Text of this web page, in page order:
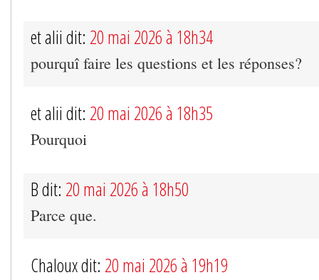
et alii dit: 20 mai 2026 à 18h34
pourquî faire les questions et les réponses?
et alii dit: 20 mai 2026 à 18h35
Pourquoi
B dit: 20 mai 2026 à 18h50
Parce que.
Chaloux dit: 20 mai 2026 à 19h19